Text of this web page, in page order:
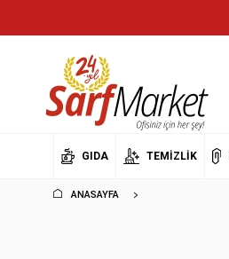
GIDA TEMIZLIK
ANASAYFA